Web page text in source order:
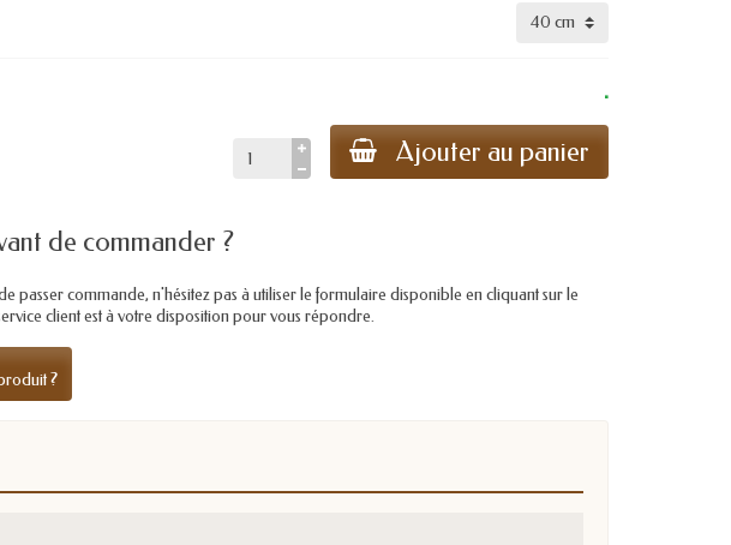
.
Ajouter au panier
de commander ?
passer commande, n'hésitez pas à utiliser le formulaire disponible en cliquant sur le
client est à votre disposition pour vous répondre.
?